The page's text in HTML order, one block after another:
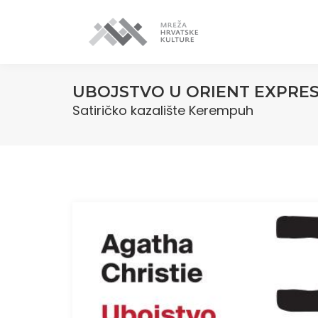
UBOJSTVO U ORIENT
Satiričko kazalište Kerempuh